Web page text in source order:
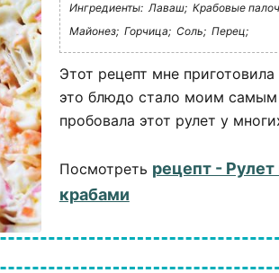
Ингредиенты: Лаваш; Крабовые
Майонез; Горчица; Соль; Перец;
Этот рецепт мне
это блюдо стало моим
пробовала этот рулет у
Посмотреть рецепт -
крабами